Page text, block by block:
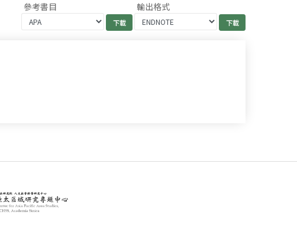
參考書目 輸出格式